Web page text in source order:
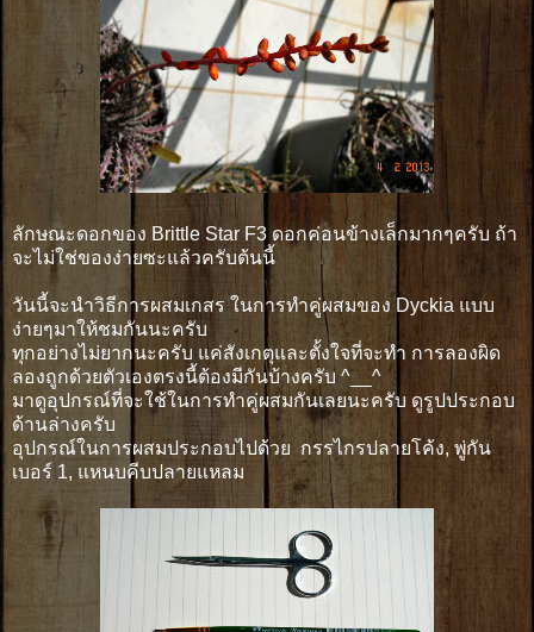
ลักษณะดอกของ Brittle Star F3 ดอกค่อนข้างเล็กมากๆครับ ถ้า
จะไม่ใช่ของง่ายซะแล้วครับต้นนี้
วันนี้จะนำวิธีการผสมเกสร ในการทำคู่ผสมของ Dyckia แบบ
ง่ายๆมาให้ชมกันนะครับ
ทุกอย่างไม่ยากนะครับ แค่สังเกตุและตั้งใจที่จะทำ การลองผิด
ลองถูกด้วยตัวเองตรงนี้ต้องมีกันบ้างครับ ^__^
มาดูอุปกรณ์ที่จะใช้ในการทำคู่ผสมกันเลยนะครับ ดูรูปประกอบ
ด้านล่างครับ
อุปกรณ์ในการผสมประกอบไปด้วย กรรไกรปลายโค้ง, พู่กัน
เบอร์ 1, แหนบคีบปลายแหลม